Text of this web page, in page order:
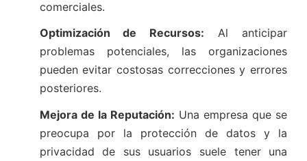
comerciales.
Optimización de Recursos: Al anticipar
problemas potenciales, las organizaciones
pueden evitar costosas correcciones y errores
posteriores.
Mejora de la Reputación: Una empresa que se
preocupa por la protección de datos y la
privacidad de sus usuarios suele tener una